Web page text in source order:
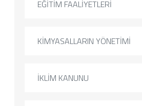
EĞİTİM FAALİYETLERİ
KİMYASALLARIN YÖNETİMİ
İKLİM KANUNU